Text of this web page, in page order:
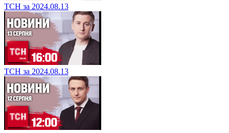
ТСН за 2024.08.13
ТСН за 2024.08.13